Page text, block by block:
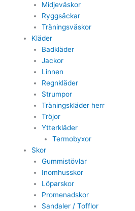
Midjeväskor
Ryggsäckar
Träningsväskor
Kläder
Badkläder
Jackor
Linnen
Regnkläder
Strumpor
Träningskläder herr
Tröjor
Ytterkläder
Termobyxor
Skor
Gummistövlar
Inomhusskor
Löparskor
Promenadskor
Sandaler / Tofflor